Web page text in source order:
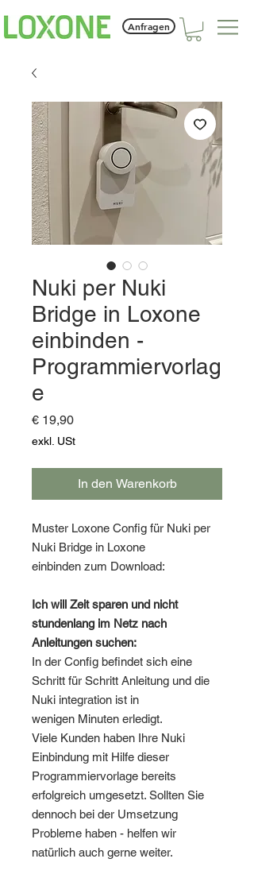
Anfragen
Nuki per Nuki
Bridge in Loxone
einbinden -
Programmiervorlag
e
€ 19,90Preis
exkl. USt
In den Warenkorb
Muster Loxone Config für Nuki per
Nuki Bridge in Loxone
einbinden zum Download:
Ich will Zeit sparen und nicht
stundenlang im Netz nach
Anleitungen suchen:
In der Config befindet sich eine
Schritt für Schritt Anleitung und die
Nuki integration ist in
wenigen Minuten erledigt.
Viele Kunden haben Ihre Nuki
Einbindung mit Hilfe dieser
Programmiervorlage bereits
erfolgreich umgesetzt. Sollten Sie
dennoch bei der Umsetzung
Probleme haben - helfen wir
natürlich auch gerne weiter.